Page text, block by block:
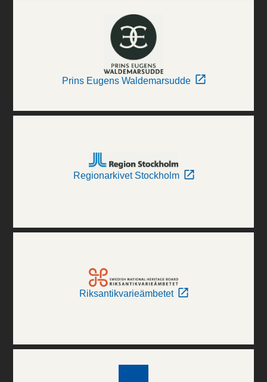
Prins Eugens Waldemarsudde
Regionarkivet Stockholm
Riksantikvarieämbetet